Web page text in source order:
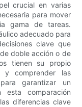
crucial en varias
para mover
gama de tareas.
adecuado para
clave que
doble acción o de
tienen su propio
y comprender las
garantizar un
esta comparación
diferencias clave